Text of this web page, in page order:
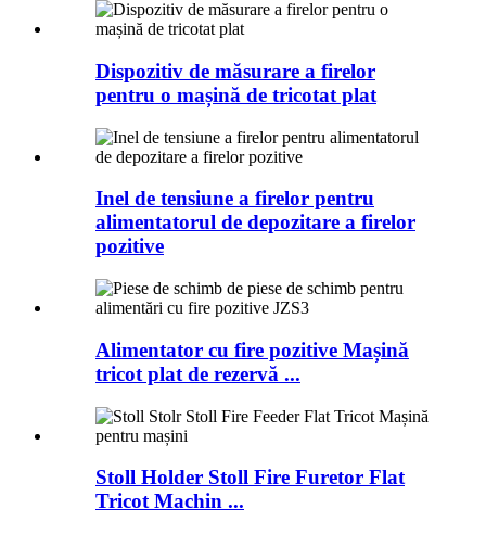
Dispozitiv de măsurare a firelor
pentru o mașină de tricotat plat
Inel de tensiune a firelor pentru
alimentatorul de depozitare a firelor
pozitive
Alimentator cu fire pozitive Mașină
tricot plat de rezervă ...
Stoll Holder Stoll Fire Furetor Flat
Tricot Machin ...